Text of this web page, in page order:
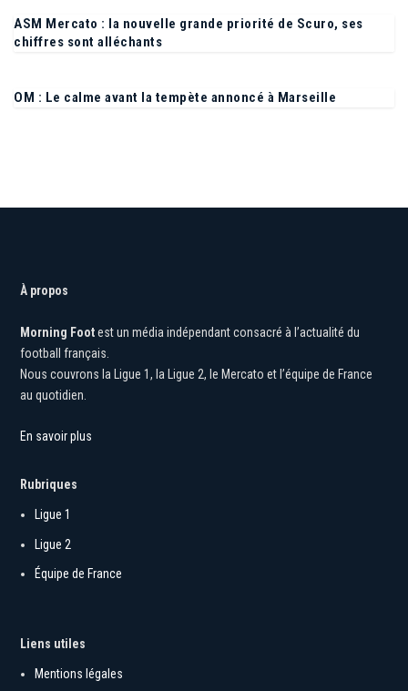
ASM Mercato : la nouvelle grande priorité de Scuro, ses
chiffres sont alléchants
OM : Le calme avant la tempète annoncé à Marseille
À propos
Morning Footest un média indépendant consacré à l’actualité du
football français.
Nous couvrons la Ligue 1, la Ligue 2, le Mercato et l’équipe de France
au quotidien.
En savoir plus
Rubriques
Ligue 1
Ligue 2
Équipe de France
Liens utiles
Mentions légales